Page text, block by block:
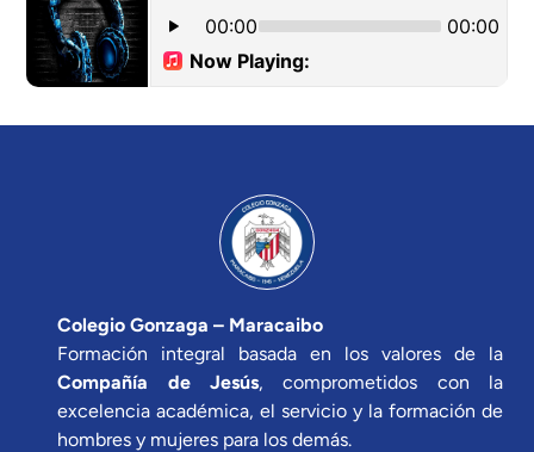
Colegio Gonzaga – Maracaibo
Formación integral basada en los valores de la
Compañía de Jesús, comprometidos con la
excelencia académica, el servicio y la formación de
hombres y mujeres para los demás.